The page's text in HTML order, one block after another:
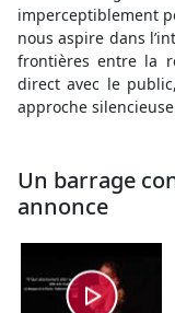
imperceptiblement
nous aspire dans
frontières entre la
direct avec le
approche
Un barrage
annonce